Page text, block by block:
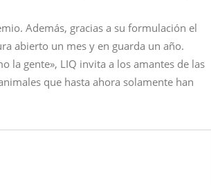
Además, gracias a su formulación el
abierto un mes y en guarda un año.
la gente», LIQ invita a los amantes de las
que hasta ahora solamente han